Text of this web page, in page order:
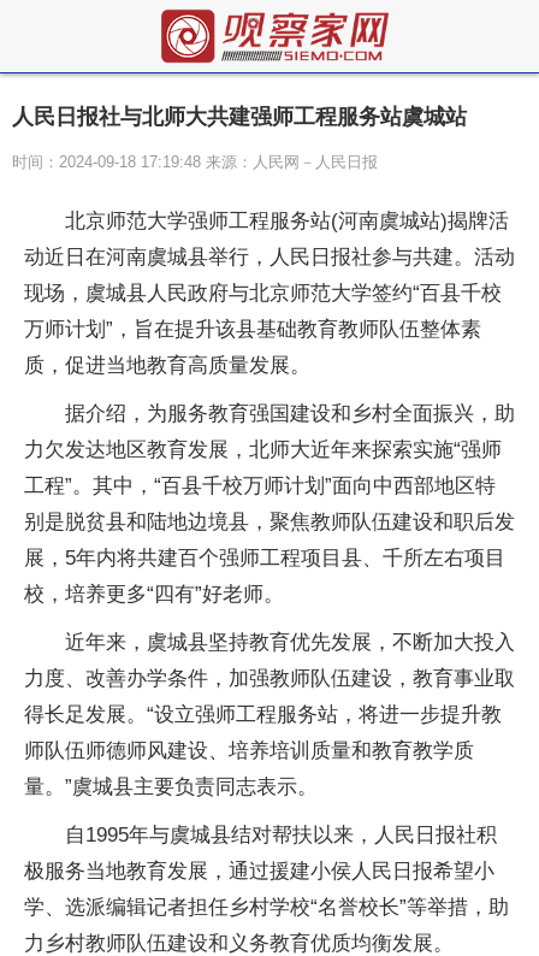
人民日报社与北师大共建强师工程服务站虞城站
时间：2024-09-18 17:19:48 来源：人民网－人民日报
北京师范大学强师工程服务站(河南虞城站)揭牌活
动近日在河南虞城县举行，人民日报社参与共建。活动
现场，虞城县人民政府与北京师范大学签约“百县千校
万师计划”，旨在提升该县基础教育教师队伍整体素
质，促进当地教育高质量发展。
据介绍，为服务教育强国建设和乡村全面振兴，助
力欠发达地区教育发展，北师大近年来探索实施“强师
工程”。其中，“百县千校万师计划”面向中西部地区特
别是脱贫县和陆地边境县，聚焦教师队伍建设和职后发
展，5年内将共建百个强师工程项目县、千所左右项目
校，培养更多“四有”好老师。
近年来，虞城县坚持教育优先发展，不断加大投入
力度、改善办学条件，加强教师队伍建设，教育事业取
得长足发展。“设立强师工程服务站，将进一步提升教
师队伍师德师风建设、培养培训质量和教育教学质
量。”虞城县主要负责同志表示。
自1995年与虞城县结对帮扶以来，人民日报社积
极服务当地教育发展，通过援建小侯人民日报希望小
学、选派编辑记者担任乡村学校“名誉校长”等举措，助
力乡村教师队伍建设和义务教育优质均衡发展。